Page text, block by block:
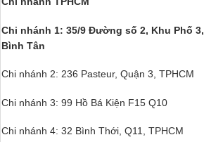
Chi nhánh 1: 35/9 Đường số 2, Khu Phố 3,
Bình Tân
Chi nhánh 2: 236 Pasteur, Quận 3, TPHCM
Chi nhánh 3: 99 Hồ Bá Kiện F15 Q10
Chi nhánh 4: 32 Bình Thới, Q11, TPHCM